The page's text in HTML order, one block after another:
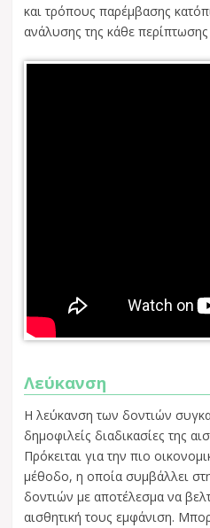
και τρόπους παρέμβασης
ανάλυσης της κάθε
Λεύκανση
Η λεύκανση των δοντιών
δημοφιλείς διαδικασίες της
Πρόκειται για την πιο
μέθοδο, η οποία συμβάλλει
δοντιών με αποτέλεσμα να
αισθητική τους εμφάνιση.